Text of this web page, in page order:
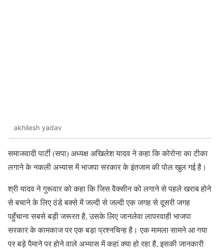
akhilesh yadav
समाजवादी पार्टी (सपा) अध्यक्ष अखिलेश यादव ने कहा कि कोरोना का टीका
लगाने के नकली अभ्यास में भाजपा सरकार के इंतजाम की पोल खुल गई है।
श्री यादव ने गुरूवार को कहा कि जिस वैक्सीन को लगाने से पहले खराब होने
से बचाने के लिए ठंडे बक्से में जल्दी से जल्दी एक जगह से दूसरी जगह
पहुँचाना सबसे बड़ी जरूरत है, उसके लिए जानलेवा लापरवाही भाजपा
सरकार के कामकाज पर एक बड़ा प्रश्नचिन्ह है। एक मामला सामने आ गया
पर बड़े पैमाने पर होने वाले अभ्यास में कहां क्या हो रहा है, इसकी जानकारी